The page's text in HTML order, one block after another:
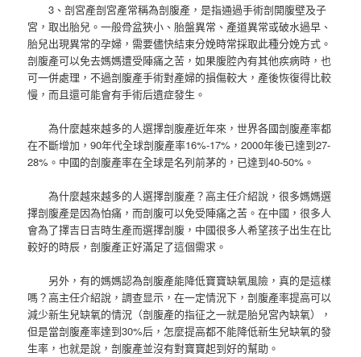
3、剖宮產剖宮產常稱為剖腹產，是指通過手術剖開腹壁及子
宮，取出胎兒。一般骨盆狹小、胎盤異常、產道異常或破水過早、
胎兒出現異常的孕婦，需要儘快結束分娩時常採取此種分娩方式。
剖腹產可以免去媽媽遭受陣痛之苦，如果腹腔內有其他疾病時，也
可一併處理，不過剖腹產手術對產婦的損傷較大，產後恢復得比較
慢，而且還可能會有手術后遺症發生。
為什麼越來越多的人選擇剖腹產近年來，世界各國剖腹產率都
在不斷增加，90年代全球剖腹產率16%-17%，2000年後已達到27-
28%。中國的剖腹產率在全球是名列前茅的，已達到40-50%。
為什麼越來越多的人選擇剖腹產？高主任介紹說，很多媽媽選
擇剖腹產是因為怕痛，而剖腹可以免受陣痛之苦。在中國，很多人
會為了擇吉日吉時生產而選擇剖腹，中國很多人希望孩子出生在比
較好的時辰，剖腹產正好滿足了這個需求。
另外，有的媽媽認為剖腹產能降低寶寶缺氧風險，真的是這樣
嗎？高主任介紹說，調查显示，在一定情況下，剖腹產率提高可以
減少新生兒缺氧的情況（剖腹產的指征之一就是胎兒宮內缺氧），
但是當剖腹產率達到30%后，怎麼提高都不能降低新生兒缺氧的發
生率，也就是說，剖腹產並沒有對寶寶起到好的幫助。